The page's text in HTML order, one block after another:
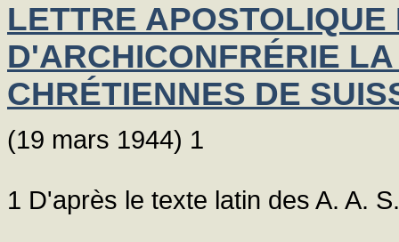
LETTRE
D'ARCHICONFRÉRIE
CHRÉTIENNES DE
(19 mars 1944) 1
1 D'après le texte latin des A. A.